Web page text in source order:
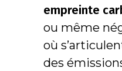
empreinte
ou même
où
des